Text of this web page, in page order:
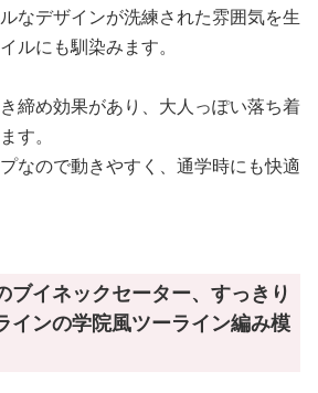
なデザインが洗練された雰囲気を生
ルにも馴染みます。
締め効果があり、大人っぽい落ち着
す。
なので動きやすく、通学時にも快適
ブイネックセーター、すっきり
インの学院風ツーライン編み模